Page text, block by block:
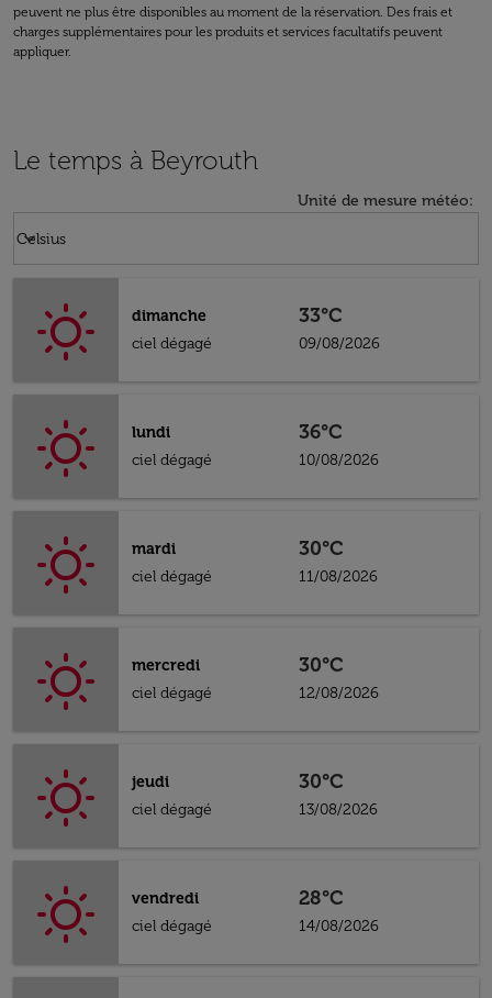
peuvent ne plus être disponibles au moment de la réservation. Des frais et
charges supplémentaires pour les produits et services facultatifs peuvent
appliquer.
Le temps à Beyrouth
Unité de mesure météo:
Celsius
keyboard_arrow_down
dimanche
ciel dégagé
33°C
09/08/2026
lundi
ciel dégagé
36°C
10/08/2026
mardi
ciel dégagé
30°C
11/08/2026
mercredi
ciel dégagé
30°C
12/08/2026
jeudi
ciel dégagé
30°C
13/08/2026
vendredi
ciel dégagé
28°C
14/08/2026